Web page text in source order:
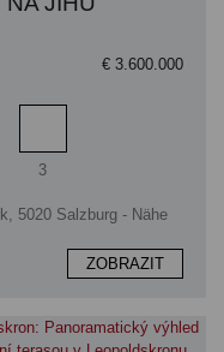
€ 3.600.000
Ložnice
3
5020 Salzburg - Nähe
ZOBRAZIT